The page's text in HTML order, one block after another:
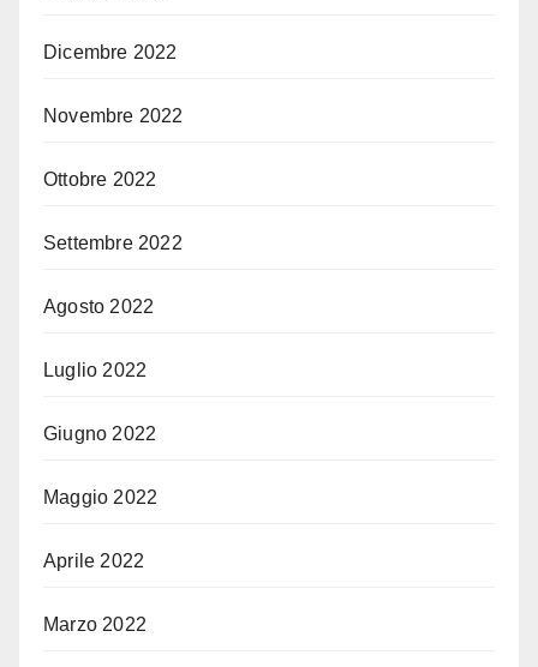
Dicembre 2022
Novembre 2022
Ottobre 2022
Settembre 2022
Agosto 2022
Luglio 2022
Giugno 2022
Maggio 2022
Aprile 2022
Marzo 2022